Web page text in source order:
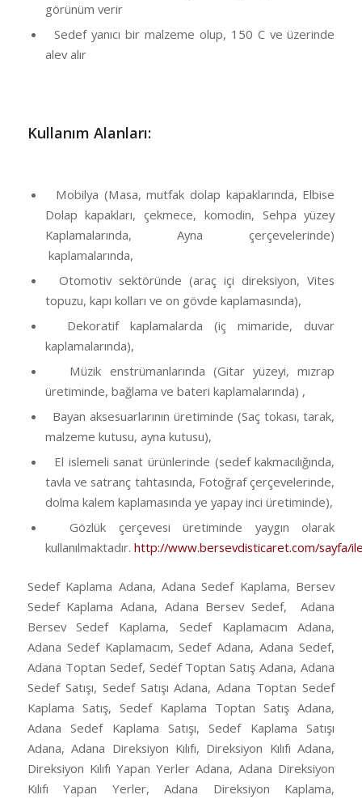
görünüm verir
Sedef yanıcı bir malzeme olup, 150 C ve üzerinde
alev alır
Kullanım Alanları:
Mobilya (Masa, mutfak dolap kapaklarında, Elbise
Dolap kapakları, çekmece, komodin, Sehpa yüzey
Kaplamalarında, Ayna çerçevelerinde)
kaplamalarında,
Otomotiv sektöründe (araç içi direksiyon, Vites
topuzu, kapı kolları ve on gövde kaplamasında),
Dekoratif kaplamalarda (iç mimaride, duvar
kaplamalarında),
Müzik enstrümanlarında (Gitar yüzeyi, mızrap
üretiminde, bağlama ve bateri kaplamalarında) ,
Bayan aksesuarlarının üretiminde (Saç tokası, tarak,
malzeme kutusu, ayna kutusu),
El islemeli sanat ürünlerinde (sedef kakmacılığında,
tavla ve satranç tahtasında, Fotoğraf çerçevelerinde,
dolma kalem kaplamasında ye yapay inci üretiminde),
Gözlük çerçevesi üretiminde yaygın olarak
kullanılmaktadır. http://www.bersevdisticaret.com/sayfa/
Sedef Kaplama Adana, Adana Sedef Kaplama, Bersev
Sedef Kaplama Adana, Adana Bersev Sedef, Adana
Bersev Sedef Kaplama, Sedef Kaplamacım Adana,
Adana Sedef Kaplamacım, Sedef Adana, Adana Sedef,
Adana Toptan Sedef, Sedef Toptan Satış Adana, Adana
Sedef Satışı, Sedef Satışı Adana, Adana Toptan Sedef
Kaplama Satış, Sedef Kaplama Toptan Satış Adana,
Adana Sedef Kaplama Satışı, Sedef Kaplama Satışı
Adana, Adana Direksiyon Kılıfı, Direksiyon Kılıfı Adana,
Direksiyon Kılıfı Yapan Yerler Adana, Adana Direksiyon
Kılıfı Yapan Yerler, Adana Direksiyon Kaplama,